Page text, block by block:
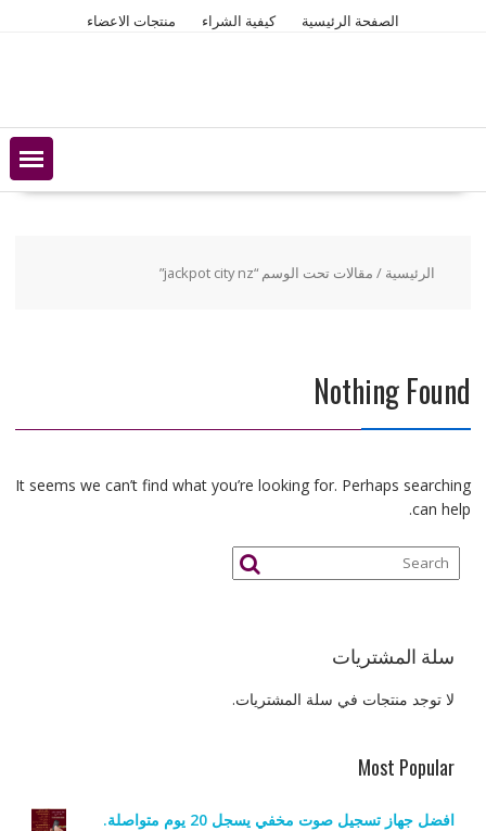
الصفحة الرئيسية كيفية الشراء منتجات الاعضاء
الرئيسية / مقالات تحت الوسم “jackpot city nz”
Nothing Found
It seems we can’t find what you’re looking for. Perhaps searching
can help.
سلة المشتريات
لا توجد منتجات في سلة المشتريات.
Most Popular
افضل جهاز تسجيل صوت مخفي يسجل 20 يوم متواصلة.